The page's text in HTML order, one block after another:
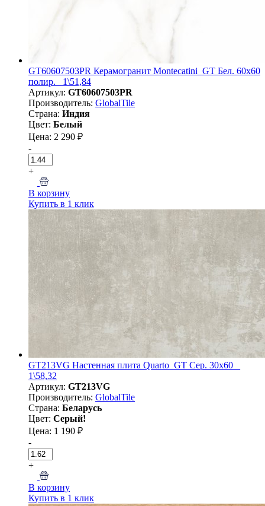
GT60607503PR Керамогранит Montecatini_GT Бел. 60x60
полир._ 1\51,84
Артикул: GT60607503PR
Производитель: GlobalTile
Страна: Индия
Цвет: Белый
Цена: 2 290 ₽
-
+
В корзину
Купить в 1 клик
GT213VG Настенная плита Quarto_GT Сер. 30x60 _
1\58,32
Артикул: GT213VG
Производитель: GlobalTile
Страна: Беларусь
Цвет: Серый!
Цена: 1 190 ₽
-
+
В корзину
Купить в 1 клик